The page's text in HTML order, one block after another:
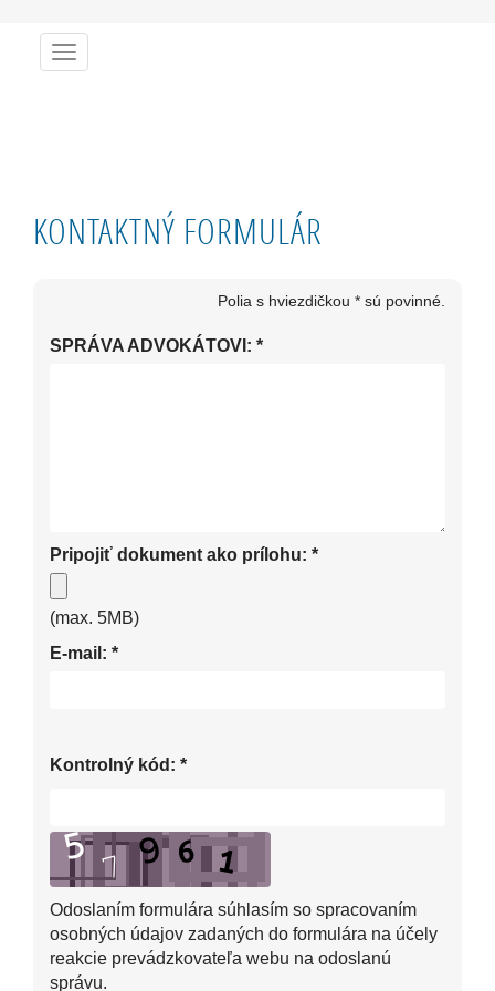
Menu
KONTAKTNÝ FORMULÁR
Polia s hviezdičkou * sú povinné.
*
SPRÁVA ADVOKÁTOVI:
*
Pripojiť dokument ako prílohu:
(max. 5MB)
*
E-mail:
*
Kontrolný kód:
Odoslaním formulára súhlasím so spracovaním
osobných údajov zadaných do formulára na účely
reakcie prevádzkovateľa webu na odoslanú
správu.